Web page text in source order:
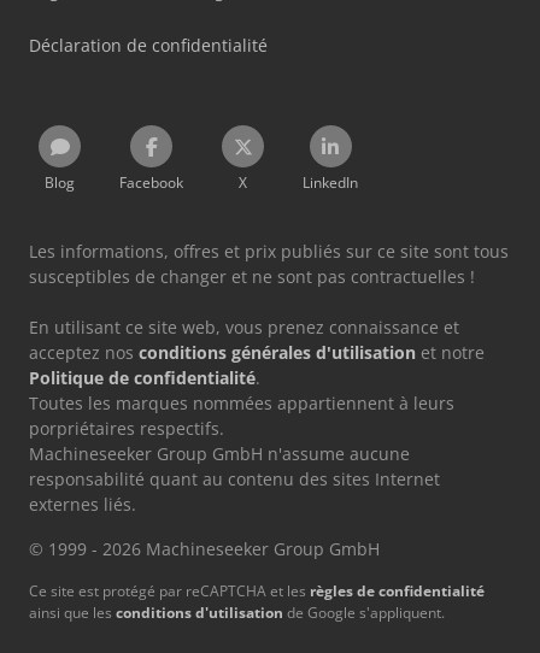
Déclaration de confidentialité
Blog Facebook X LinkedIn
Les informations, offres et prix publiés sur ce site sont tous
susceptibles de changer et ne sont pas contractuelles !
En utilisant ce site web, vous prenez connaissance et
acceptez nos conditions générales d'utilisation et notre
Politique de confidentialité.
Toutes les marques nommées appartiennent à leurs
porpriétaires respectifs.
Machineseeker Group GmbH n'assume aucune
responsabilité quant au contenu des sites Internet
externes liés.
© 1999 - 2026 Machineseeker Group GmbH
Ce site est protégé par reCAPTCHA et les règles de confidentialité
ainsi que les conditions d'utilisation de Google s'appliquent.